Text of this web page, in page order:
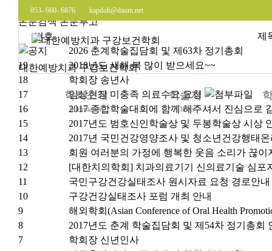
053- 660- 6876 kapdoh@daum.net
대한예방치과 구강보건학회
학회소개
Information
학술지
Thesis
KAPDOHQuick
Menu
논문검색 논문투고
번호
제
2026 춘계학술집담회 및 제63차 정기총회
19
2018년도 새해 복 많이 받으세요~~
18
학회장 송년사
17
임상현장 미충족 의료수요 요청
16
2017 종합학술대회에 함께 해주셔서 진심으로
15
2017년도 범호신인학술상 및 두봉학술상 시상
14
2017년 국민건강영양조사 및 청소년건강행태
13
회원 여러분의 가정에 행복한 웃음 소리가 끊이
12
[대한치의학회] 치과의료기기 신의료기술 심포
11
국민구강건강실태조사 원시자료 요청 경로안내
10
구강건강실태조사 포럼 개최 안내
9
해외학회(Asian Conference of Oral Health
8
2017년도 춘계 학술집담회 및 제54차 정기총회
7
학회장 신년인사